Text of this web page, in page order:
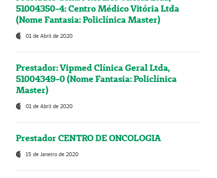
51004350-4: Centro Médico Vitória Ltda
(Nome Fantasia: Policlínica Master)
01 de Abril de 2020
Prestador: Vipmed Clínica Geral Ltda,
51004349-0 (Nome Fantasia: Policlínica
Master)
01 de Abril de 2020
Prestador CENTRO DE ONCOLOGIA
15 de Janeiro de 2020